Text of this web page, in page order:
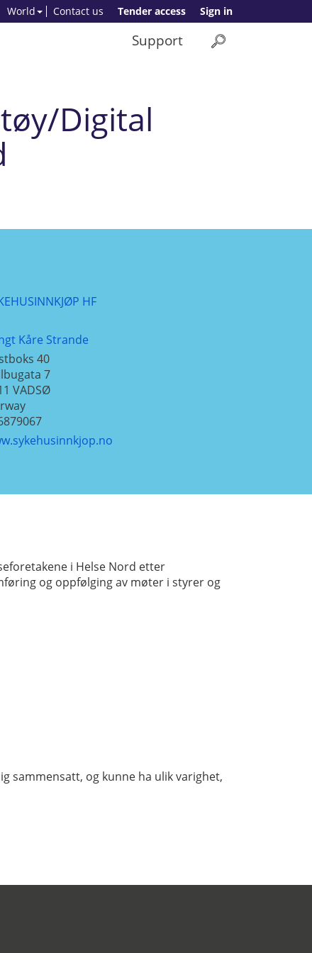
Sign in
Tender access
Contact us
World
Support
Digital
HF
Kåre Strande
40
7
VADSØ
i Helse Nord etter
og oppfølging av møter i styrer og
sammensatt, og kunne ha ulik varighet,